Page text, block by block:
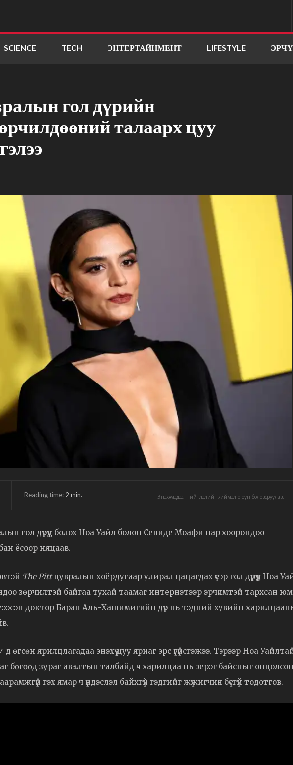
SCIENCE TECH ЭНТЕРТАЙНМЕНТ LIFESTYLE
гол дүрийн
талаарх цуу
Reading time: 2 min. Энэхүү мэдээ, нийтлэлийг хиймэл оюун боловсруулав.
гол дүрүүд болох Ноа Уайл болон Сепиде Моафи нар хоорондоо
ёсоор няцаав.
The Pittцувралын хоёрдугаар улирал цацагдах үеэр гол дүрүүд Ноа
зөрчилтэй байгаа тухай таамаг интернэтээр эрчимтэй тархсан
доктор Баран Аль-Хашимигийн дүр нь тэдний хувийн
-д өгсөн ярилцлагадаа энэхүү цуу яриаг эрс үгүйсгэжээ. Тэрээр Ноа
бөгөөд зураг авалтын талбайд ч харилцаа нь эерэг байсныг онцолсон
гэх ямар ч үндэслэл байхгүй гэдгийг жүжигчин бүсгүй тодотгов.